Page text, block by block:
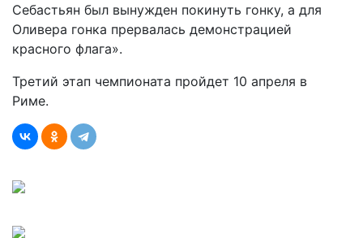
Себастьян был вынужден покинуть гонку, а для
Оливера гонка прервалась демонстрацией
красного флага».
Третий этап чемпионата пройдет 10 апреля в
Риме.